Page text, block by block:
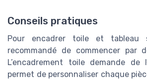
Conseils pratiques
Pour encadrer toile et tableau
recommandé de commencer par
L’encadrement toile demande de
permet de personnaliser chaque